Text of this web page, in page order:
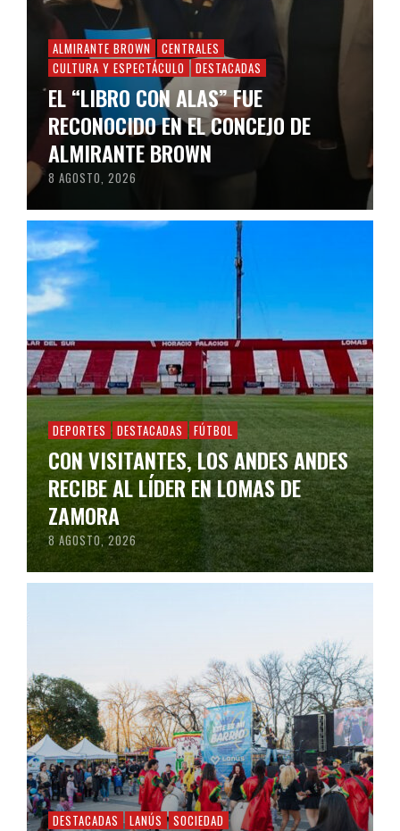
ALMIRANTE BROWN
CENTRALES
CULTURA Y ESPECTÁCULO
DESTACADAS
EL “LIBRO CON ALAS” FUE
RECONOCIDO EN EL CONCEJO DE
ALMIRANTE BROWN
8 AGOSTO, 2026
DEPORTES DESTACADAS FÚTBOL
CON VISITANTES, LOS ANDES ANDES
RECIBE AL LÍDER EN LOMAS DE
ZAMORA
8 AGOSTO, 2026
DESTACADAS LANÚS SOCIEDAD